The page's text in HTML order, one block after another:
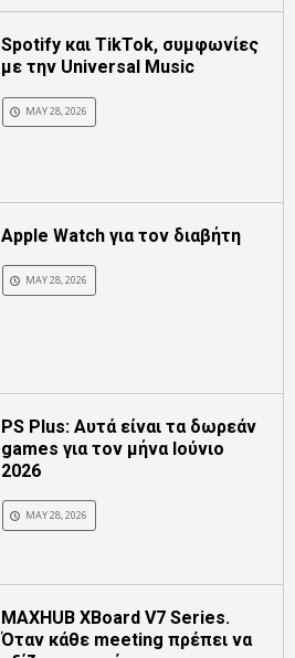
Spotify και TikTok, συμφωνίες
με την Universal Music
MAY 28, 2026
Apple Watch για τον διαβήτη
MAY 28, 2026
PS Plus: Αυτά είναι τα δωρεάν
games για τον μήνα Ιούνιο
2026
MAY 28, 2026
MAXHUB XBoard V7 Series.
Όταν κάθε meeting πρέπει να